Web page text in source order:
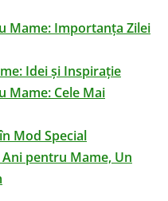
Mame: Importanța Zilei
Idei și Inspirație
Mame: Cele Mai
Mod Special
pentru Mame, Un